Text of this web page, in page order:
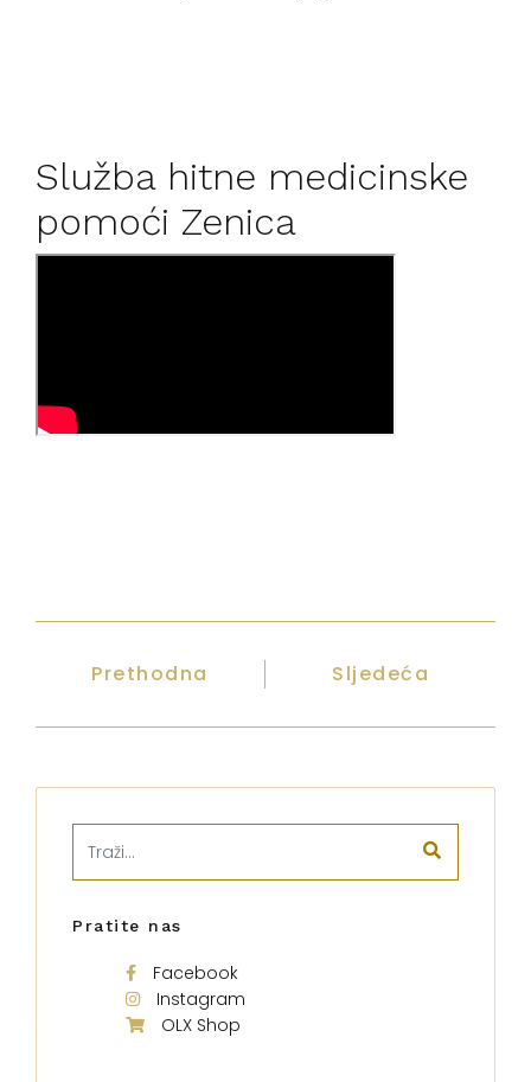
Služba hitne medicinske
pomoći Zenica
Prethodna Sljedeća
Pratite nas
Facebook
Instagram
OLX Shop